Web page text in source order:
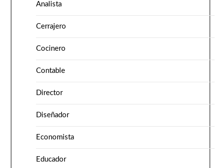
Analista
Cerrajero
Cocinero
Contable
Director
Diseñador
Economista
Educador